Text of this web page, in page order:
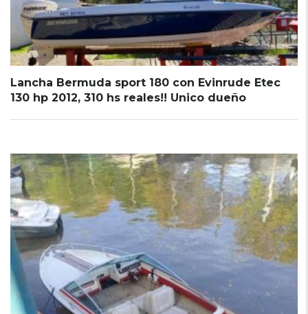
Lancha Bermuda sport 180 con Evinrude Etec
130 hp 2012, 310 hs reales!! Unico dueño